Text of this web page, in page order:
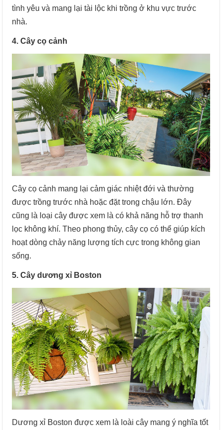
tình yêu và mang lại tài lộc khi trồng ở khu vực trước
nhà.
4. Cây cọ cảnh
Cây cọ cảnh mang lại cảm giác nhiệt đới và thường
được trồng trước nhà hoặc đặt trong chậu lớn. Đây
cũng là loại cây được xem là có khả năng hỗ trợ thanh
lọc không khí. Theo phong thủy, cây cọ có thể giúp kích
hoạt dòng chảy năng lượng tích cực trong không gian
sống.
5. Cây dương xỉ Boston
Dương xỉ Boston được xem là loài cây mang ý nghĩa tốt